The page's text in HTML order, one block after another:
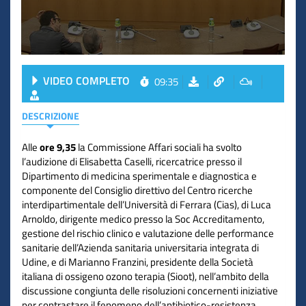
VIDEO COMPLETO 09:35
DESCRIZIONE
Alleore 9,35la Commissione Affari sociali ha svolto
l’audizione di Elisabetta Caselli, ricercatrice presso il
Dipartimento di medicina sperimentale e diagnostica e
componente del Consiglio direttivo del Centro ricerche
interdipartimentale dell’Università di Ferrara (Cias), di Luca
Arnoldo, dirigente medico presso la Soc Accreditamento,
gestione del rischio clinico e valutazione delle performance
sanitarie dell’Azienda sanitaria universitaria integrata di
Udine, e di Marianno Franzini, presidente della Società
italiana di ossigeno ozono terapia (Sioot), nell’ambito della
discussione congiunta delle risoluzioni concernenti iniziative